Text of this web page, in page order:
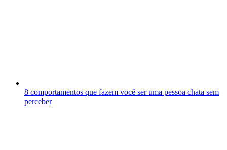
8 comportamentos que fazem você ser uma pessoa chata sem
perceber